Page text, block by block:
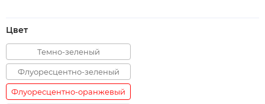
Цвет
Темно-зеленый
Флуоресцентно-зеленый
Флуоресцентно-оранжевый